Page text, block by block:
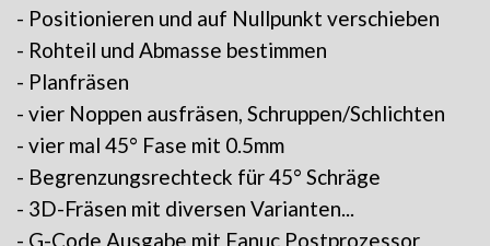
- Positionieren und auf Nullpunkt verschieben
- Rohteil und Abmasse bestimmen
- Planfräsen
- vier Noppen ausfräsen, Schruppen/Schlichten
- vier mal 45° Fase mit 0.5mm
- Begrenzungsrechteck für 45° Schräge
- 3D-Fräsen mit diversen Varianten...
- G-Code Ausgabe mit Fanuc Postprozessor